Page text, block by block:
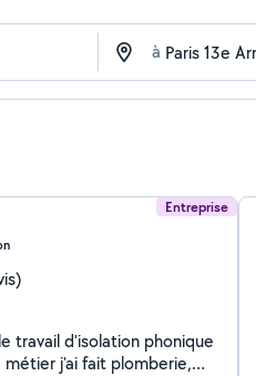
à
Entreprise
travail d'isolation phonique
j'ai fait plomberie,